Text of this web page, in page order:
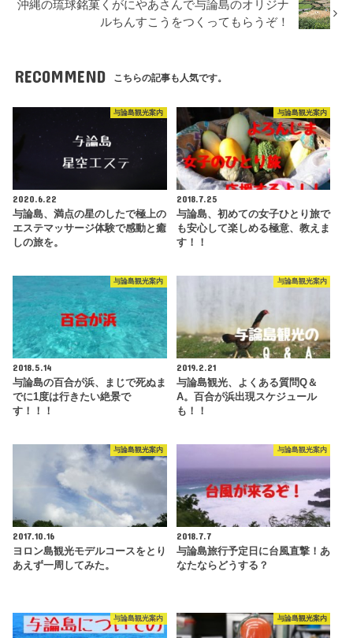
沖縄の琉球銘菓くがにやあさんで与論島のオリジナ
ルちんすこうをつくってもらうぞ！
RECOMMEND こちらの記事も人気です。
与論島観光案内
2020.6.22
与論島、満点の星のしたで極上の
エステマッサージ体験で感動と癒
しの旅を。
与論島観光案内
2018.7.25
与論島、初めての女子ひとり旅で
も安心して楽しめる極意、教えま
す！！
与論島観光案内
2018.5.14
与論島の百合が浜、まじで死ぬま
でに1度は行きたい絶景で
す！！！
与論島観光案内
2019.2.21
与論島観光、よくある質問Q＆
A。百合が浜出現スケジュール
も！！
与論島観光案内
2017.10.16
ヨロン島観光モデルコースをとり
あえず一周してみた。
与論島観光案内
2018.7.7
与論島旅行予定日に台風直撃！あ
なたならどうする？
与論島観光案内 与論島観光案内